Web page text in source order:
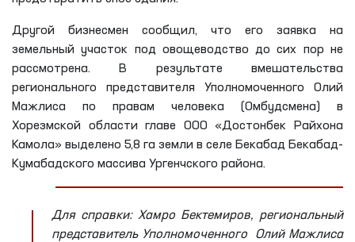
Другой бизнесмен сообщил, что его заявка на
земельный участок под овощеводство до сих пор не
рассмотрена. В результате вмешательства
регионального представителя Уполномоченного Олий
Мажлиса по правам человека (Омбудсмена) в
Хорезмской области главе ООО «Достонбек Райхона
Камола» выделено 5,8 га земли в селе Бекабад Бекабад-
Кумабадского массива Ургенчского района.
Для справки: Хамро Бектемиров, региональный
представитель Уполномоченного Олий Мажлиса